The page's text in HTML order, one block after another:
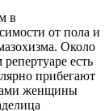
в
от пола и
Около
есть
прибегают
женщины